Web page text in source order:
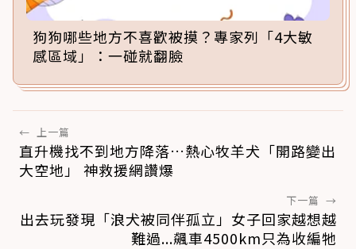
狗狗哪些地方不喜歡被摸？專家列「4大敏
感區域」：一碰就翻臉
← 上一篇
直升機找不到地方降落…熱心牧羊犬「開路變出
大空地」 神救援網讚爆
下一篇 →
出去玩發現「浪犬被同伴孤立」女子回家越想越
難過...飆車4500km只為收編牠